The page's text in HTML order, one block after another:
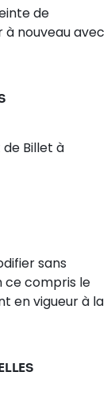
de
nouveau avec
Billet à
sans
ce compris le
en vigueur à la